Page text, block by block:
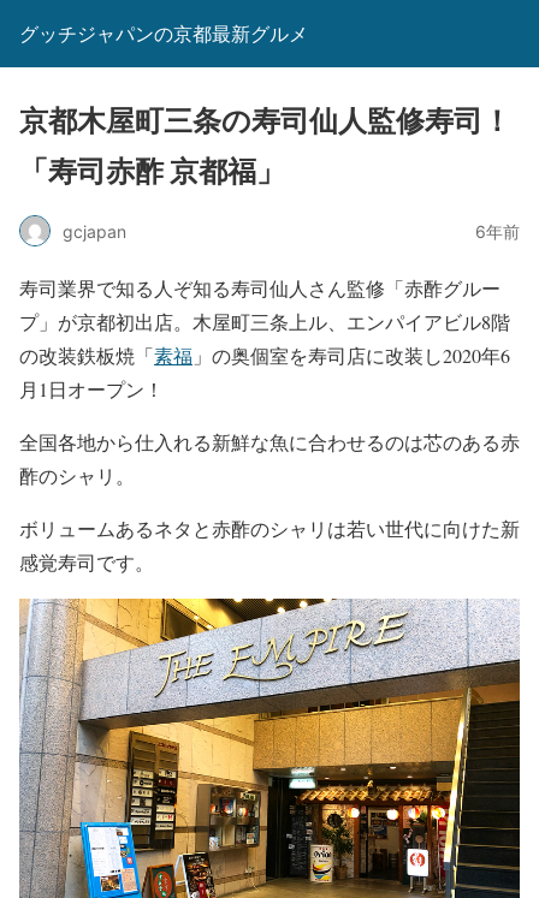
グッチジャパンの京都最新グルメ
京都木屋町三条の寿司仙人監修寿司！
「寿司赤酢 京都福」
gcjapan 6年前
寿司業界で知る人ぞ知る寿司仙人さん監修「赤酢グルー
プ」が京都初出店。木屋町三条上ル、エンパイアビル8階
の改装鉄板焼「素福 」の奥個室を寿司店に改装し2020年6
月1日オープン！
全国各地から仕入れる新鮮な魚に合わせるのは芯のある赤
酢のシャリ。
ボリュームあるネタと赤酢のシャリは若い世代に向けた新
感覚寿司です。